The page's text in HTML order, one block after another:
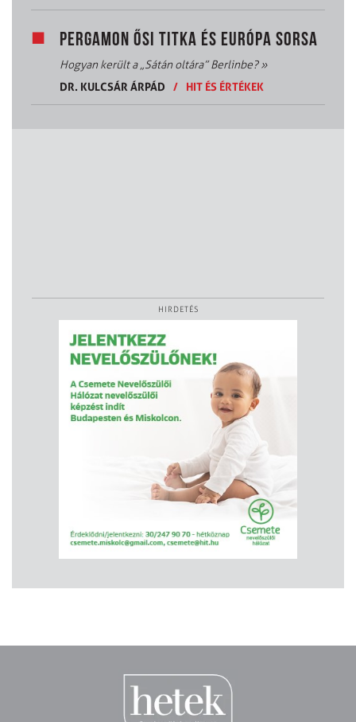
PERGAMON ŐSI TITKA ÉS EURÓPA SORSA
Hogyan került a „Sátán oltára” Berlinbe?»
DR. KULCSÁR ÁRPÁD
/ HIT ÉS ÉRTÉKEK
HIRDETÉS